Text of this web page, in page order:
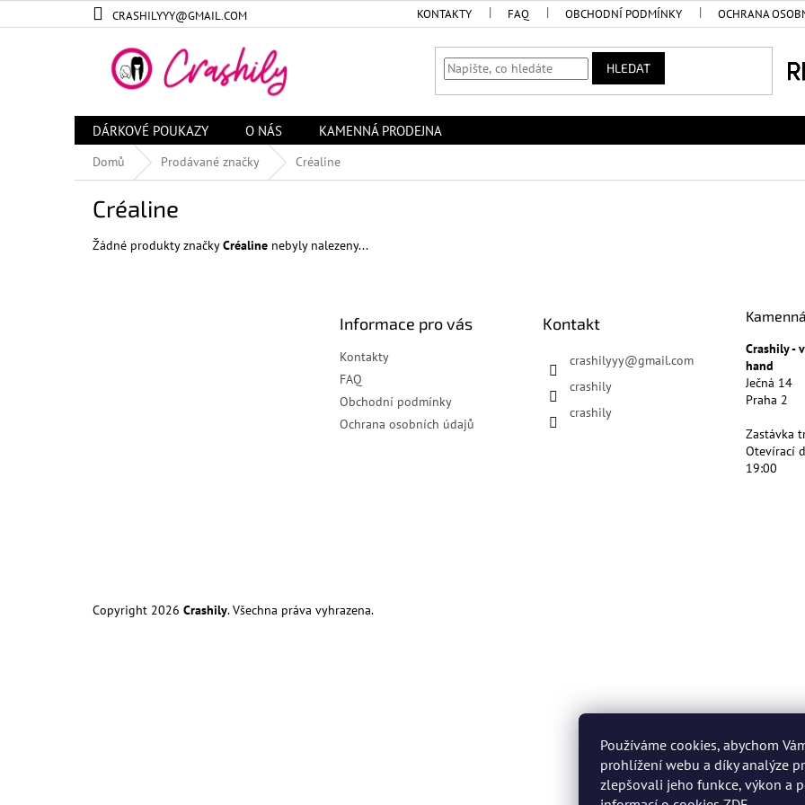
Používáme cookies, abychom
prohlížení webu a díky analýze
zlepšovali jeho funkce, výkon a
na
CRASHILYYY@GMAIL.COM KONTAKTY FAQ OBCHODNÍ PODMÍNKY OCHRANA
HLEDAT
DÁRKOVÉ POUKAZY O NÁS KAMENNÁ PRODEJNA
Domů Prodávané značky Créaline
Créaline
Žádné produkty značkyCréaline nebyly nalezeny...
Informace pro vás
Kontakty
FAQ
Obchodní podmínky
Ochrana osobních údajů
Kontakt
crashilyyy@gmail.com
crashily
crashily
Crashily -
hand
Ječná 14
Praha 2
Zastávka
Otevírací
19:00
Copyright 2026 Crashily. Všechna práva vyhrazena.